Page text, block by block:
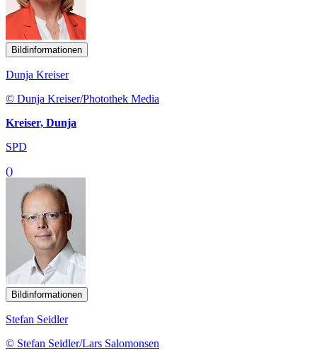
Bildinformationen
Dunja Kreiser
© Dunja Kreiser/Photothek Media
Kreiser, Dunja
SPD
()
Bildinformationen
Stefan Seidler
© Stefan Seidler/Lars Salomonsen